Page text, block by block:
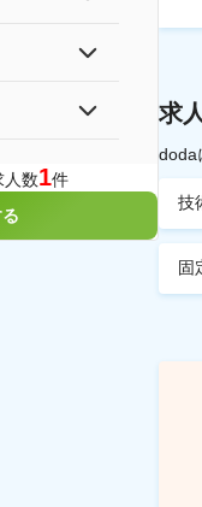
人数1件
求
doda
技
固